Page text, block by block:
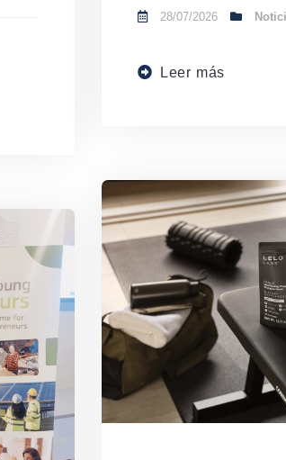
28/07/2026
Leer más